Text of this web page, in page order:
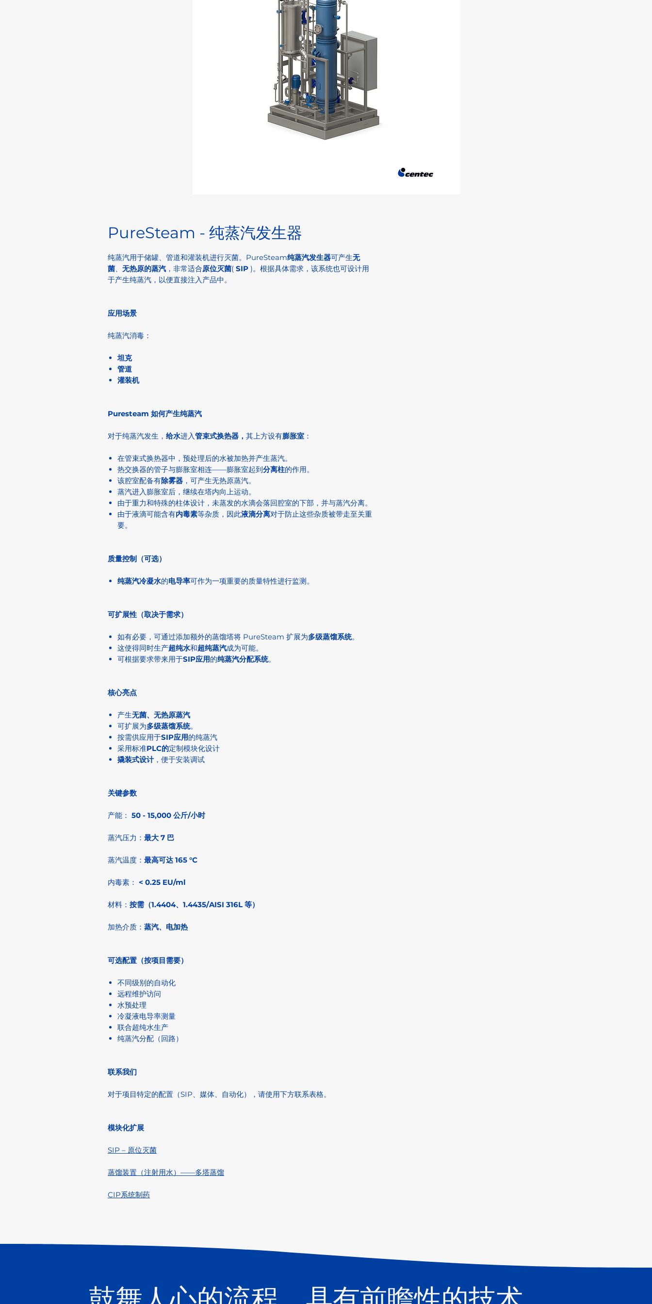
PureSteam - 纯蒸汽发生器
纯蒸汽用于储罐、管道和灌装机进行灭菌。PureSteam纯蒸汽发生器可产生无
菌、 无热原的蒸汽 ，非常适合原位灭菌( SIP )。根据具体需求，该系统也可设计用
于产生纯蒸汽，以便直接注入产品中。
应用场景
纯蒸汽消毒：
坦克
管道
灌装机
Puresteam 如何产生纯蒸汽
对于纯蒸汽发生， 给水进入管束式换热器， 其上方设有膨胀室 ：
在管束式换热器中，预处理后的水被加热并产生蒸汽。
热交换器的管子与膨胀室相连——膨胀室起到分离柱的作用。
该腔室配备有除雾器 ，可产生无热原蒸汽。
蒸汽进入膨胀室后，继续在塔内向上运动。
由于重力和特殊的柱体设计，未蒸发的水滴会落回腔室的下部，并与蒸汽分离。
由于液滴可能含有内毒素等杂质，因此液滴分离对于防止这些杂质被带走至关重
要。
质量控制（可选）
纯蒸汽冷凝水的电导率可作为一项重要的质量特性进行监测。
可扩展性（取决于需求）
如有必要，可通过添加额外的蒸馏塔将 PureSteam 扩展为多级蒸馏系统。
这使得同时生产超纯水和超纯蒸汽成为可能。
可根据要求带来用于SIP应用的纯蒸汽分配系统。
核心亮点
产生无菌、无热原蒸汽
可扩展为多级蒸馏系统。
按需供应用于SIP应用的纯蒸汽
采用标准PLC的定制模块化设计
撬装式设计，便于安装调试
关键参数
产能： 50 - 15,000 公斤/小时
蒸汽压力： 最大 7 巴
蒸汽温度： 最高可达 165 °C
内毒素： < 0.25 EU/ml
材料： 按需（1.4404、1.4435/AISI 316L 等）
加热介质： 蒸汽、电加热
可选配置（按项目需要）
不同级别的自动化
远程维护访问
水预处理
冷凝液电导率测量
联合超纯水生产
纯蒸汽分配（回路）
联系我们
对于项目特定的配置（SIP、媒体、自动化），请使用下方联系表格。
模块化扩展
SIP – 原位灭菌
蒸馏装置（注射用水）——多塔蒸馏
CIP系统制药